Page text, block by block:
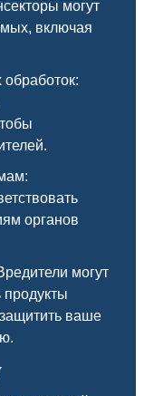
могут
включая
органов
могут
продукты
ваше